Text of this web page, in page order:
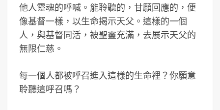
他人靈魂的呼喊。能聆聽的，甘願回應的，便
像基督一樣，以生命揭示天父。這樣的一個
人，與基督同活，被聖靈充滿，去展示天父的
無限仁慈。
每一個人都被呼召進入這樣的生命裡？你願意
聆聽這呼召嗎？